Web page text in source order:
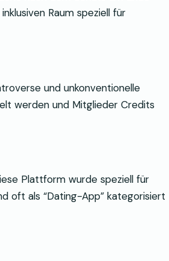
Raum speziell für
und unkonventionelle
werden und Mitglieder Credits
Plattform wurde speziell für
oft als “Dating-App” kategorisiert